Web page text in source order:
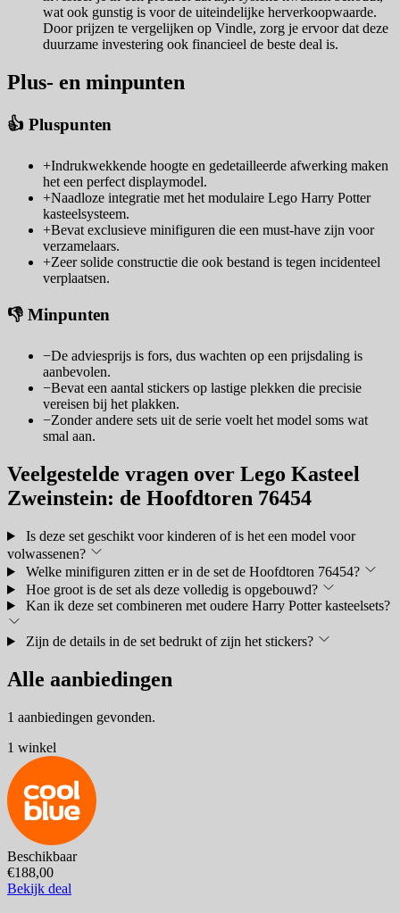
wat ook gunstig is voor de uiteindelijke herverkoopwaarde.
Door prijzen te vergelijken op Vindle, zorg je ervoor dat deze
duurzame investering ook financieel de beste deal is.
Plus- en minpunten
👍 Pluspunten
+Indrukwekkende hoogte en gedetailleerde afwerking maken
het een perfect displaymodel.
+Naadloze integratie met het modulaire Lego Harry Potter
kasteelsysteem.
+Bevat exclusieve minifiguren die een must-have zijn voor
verzamelaars.
+Zeer solide constructie die ook bestand is tegen incidenteel
verplaatsen.
👎 Minpunten
−De adviesprijs is fors, dus wachten op een prijsdaling is
aanbevolen.
−Bevat een aantal stickers op lastige plekken die precisie
vereisen bij het plakken.
−Zonder andere sets uit de serie voelt het model soms wat
smal aan.
Veelgestelde vragen over Lego Kasteel
Zweinstein: de Hoofdtoren 76454
Is deze set geschikt voor kinderen of is het een model voor
volwassenen?
Welke minifiguren zitten er in de set de Hoofdtoren 76454?
Hoe groot is de set als deze volledig is opgebouwd?
Kan ik deze set combineren met oudere Harry Potter kasteelsets?
Zijn de details in de set bedrukt of zijn het stickers?
Alle aanbiedingen
1 aanbiedingen gevonden.
1 winkel
Beschikbaar
€188,00
Bekijk deal